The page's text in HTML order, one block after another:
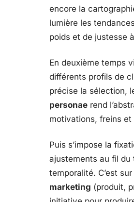
encore la
lumière les
poids et de justesse
En deuxième temps
différents profils de
précise la sélection,
personae rend
motivations, freins
Puis s’impose la
ajustements au fil du
temporalité. C’est
marketing (produit,